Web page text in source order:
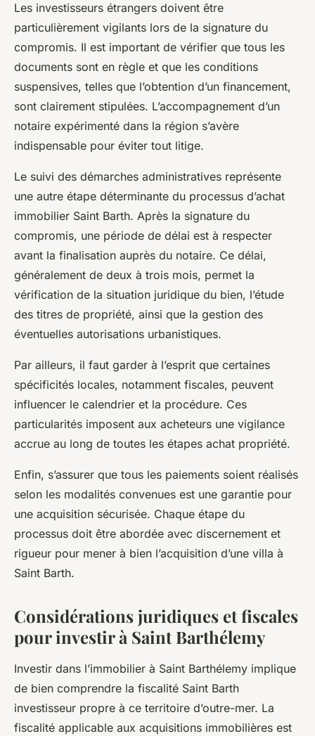
Les investisseurs étrangers doivent être
particulièrement vigilants lors de la signature du
compromis. Il est important de vérifier que tous les
documents sont en règle et que les conditions
suspensives, telles que l’obtention d’un financement,
sont clairement stipulées. L’accompagnement d’un
notaire expérimenté dans la région s’avère
indispensable pour éviter tout litige.
Le suivi des démarches administratives représente
une autre étape déterminante du processus d’achat
immobilier Saint Barth. Après la signature du
compromis, une période de délai est à respecter
avant la finalisation auprès du notaire. Ce délai,
généralement de deux à trois mois, permet la
vérification de la situation juridique du bien, l’étude
des titres de propriété, ainsi que la gestion des
éventuelles autorisations urbanistiques.
Par ailleurs, il faut garder à l’esprit que certaines
spécificités locales, notamment fiscales, peuvent
influencer le calendrier et la procédure. Ces
particularités imposent aux acheteurs une vigilance
accrue au long de toutes les étapes achat propriété.
Enfin, s’assurer que tous les paiements soient réalisés
selon les modalités convenues est une garantie pour
une acquisition sécurisée. Chaque étape du
processus doit être abordée avec discernement et
rigueur pour mener à bien l’acquisition d’une villa à
Saint Barth.
Considérations juridiques et fiscales
pour investir à Saint Barthélemy
Investir dans l’immobilier à Saint Barthélemy implique
de bien comprendre la fiscalité Saint Barth
investisseur propre à ce territoire d’outre-mer. La
fiscalité applicable aux acquisitions immobilières est